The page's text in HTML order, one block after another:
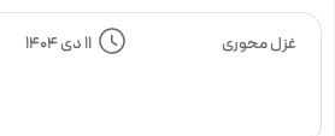
غزل محوری 11 دی 1404